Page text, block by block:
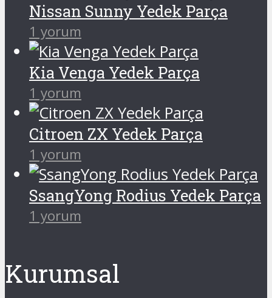
Nissan Sunny Yedek Parça
1 yorum
Kia Venga Yedek Parça
1 yorum
Citroen ZX Yedek Parça
1 yorum
SsangYong Rodius Yedek Parça
1 yorum
Kurumsal